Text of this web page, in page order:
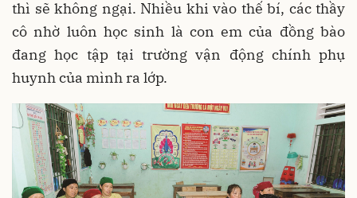
thì sẽ không ngại. Nhiều khi vào thế bí, các thầy
cô nhờ luôn học sinh là con em của đồng bào
đang học tập tại trường vận động chính phụ
huynh của mình ra lớp.